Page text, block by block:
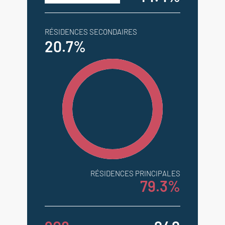
RÉSIDENCES SECONDAIRES
20.7%
RÉSIDENCES PRINCIPALES
79.3%